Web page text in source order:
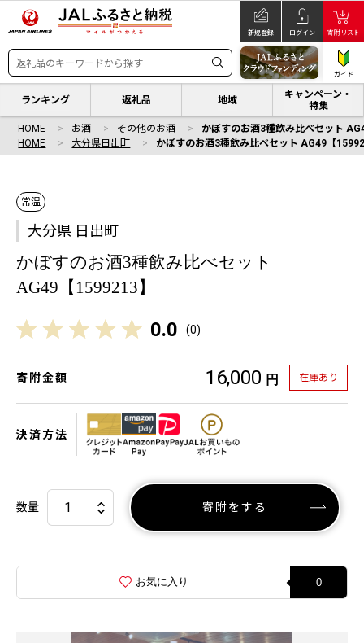
新規登録 ログイン 寄附リスト
ガイド
ランキング 返礼品 地域
キャンペーン・
特集
HOME お酒 その他のお酒
かぼすのお酒3種飲み比べセット
HOME
大分県日出町 かぼすのお酒3種飲み比べセット AG49【
常温
大分県 日出町
かぼすのお酒3種飲み比べセット
AG49【1599213】
0.0 (0)
寄附金額 16,000 円 在庫あり
決済方法
数量 寄附をする
お気に入り 0